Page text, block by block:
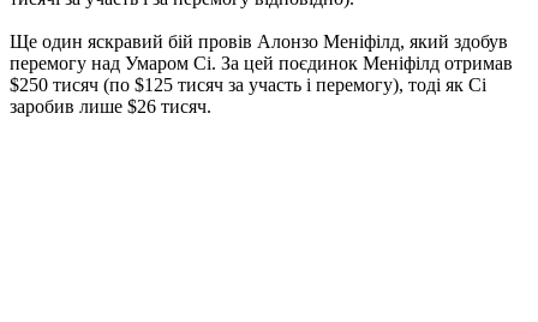
Ще один яскравий бій провів Алонзо Меніфілд, який здобув
перемогу над Умаром Сі. За цей поєдинок Меніфілд отримав
$250 тисяч (по $125 тисяч за участь і перемогу), тоді як Сі
заробив лише $26 тисяч.